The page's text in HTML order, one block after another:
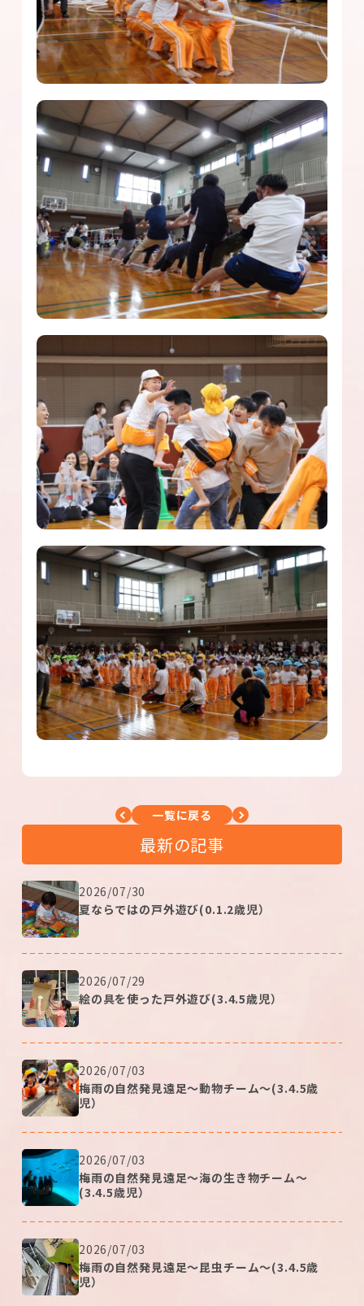
一覧に戻る
最新の記事
2026/07/30
夏ならではの戸外遊び(0.1.2歳児）
2026/07/29
絵の具を使った戸外遊び(3.4.5歳児）
2026/07/03
梅雨の自然発見遠足～動物チーム～(3.4.5歳
児）
2026/07/03
梅雨の自然発見遠足～海の生き物チーム～
(3.4.5歳児）
2026/07/03
梅雨の自然発見遠足～昆虫チーム～(3.4.5歳
児）